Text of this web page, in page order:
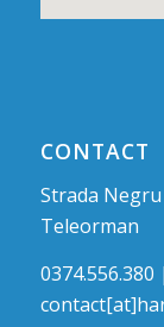
CONTACT
Strada Negru
Teleorman